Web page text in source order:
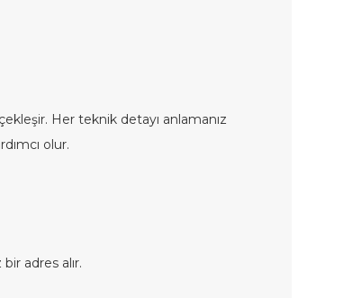
Her teknik detayı anlamanız
olur.
adres alır.